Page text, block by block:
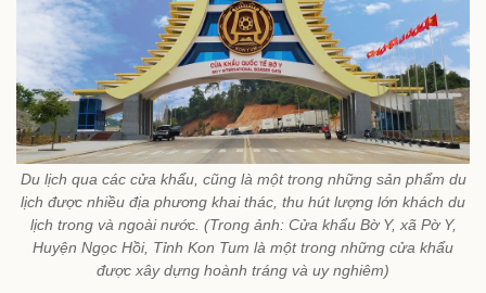
Du lịch qua các cửa khẩu, cũng là một trong những sản phẩm du
lịch được nhiều địa phương khai thác, thu hút lượng lớn khách du
lịch trong và ngoài nước. (Trong ảnh: Cửa khẩu Bờ Y, xã Pờ Y,
Huyện Ngọc Hồi, Tỉnh Kon Tum là một trong những cửa khẩu
được xây dựng hoành tráng và uy nghiêm)